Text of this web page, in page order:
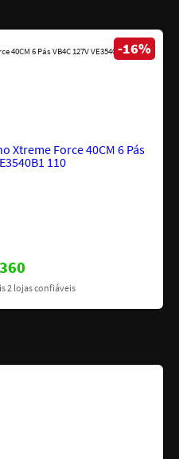
6 Pás VB4C 127V VE3540B1 110
-16%
2 lojas confiáveis